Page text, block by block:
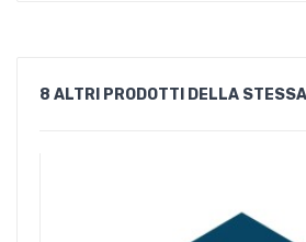
8 ALTRI PRODOTTI DELLA